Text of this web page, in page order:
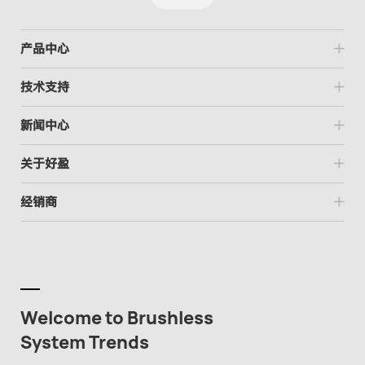
产品中心
技术支持
新闻中心
关于好盈
经销商
Welcome to Brushless
System Trends